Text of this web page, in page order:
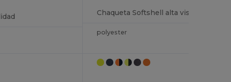
Chaqueta Softshell alta visibilidad
polyester